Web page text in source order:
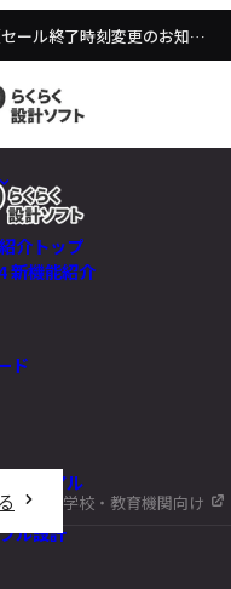
【セール終了時刻変更のお知らせ】caDIY3D V4 発売記念セール
介トップ
新機能紹介
ド
ートリアル
座
ル設計
学校・教育機関向け